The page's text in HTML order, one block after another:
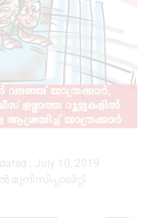
: July 10, 2019
മുനിസിപ്പാലിറ്റി